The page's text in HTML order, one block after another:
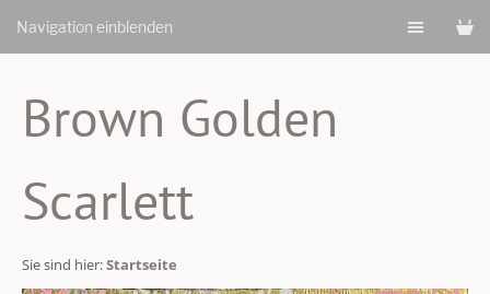
Navigation einblenden
Brown Golden
Scarlett
Sie sind hier:Startseite